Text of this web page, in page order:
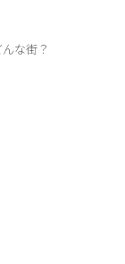
な街？